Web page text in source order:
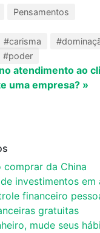
Pensamentos
#carisma
#poder
atendimento ao
uma empresa? »
comprar da China
investimentos em
financeiro
gratuitas
mude seus